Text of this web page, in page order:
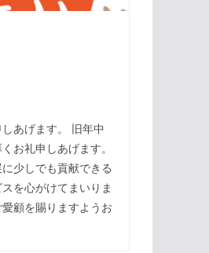
あげます。 旧年中
お礼申しあげます。
少しでも貢献できる
を心がけてまいりま
顧を賜りますようお